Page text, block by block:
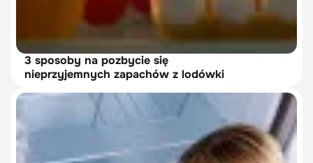
3 sposoby na pozbycie się
nieprzyjemnych zapachów z lodówki